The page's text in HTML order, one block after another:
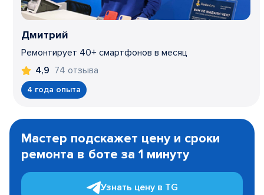
Дмитрий
Ремонтирует 40+ смартфонов в месяц
4,9 74 отзыва
4 года опыта
1
Мастер подскажет цену и сроки
ремонта в боте за 1 минуту
Узнать цену в TG